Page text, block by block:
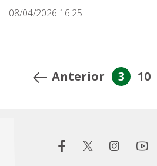
08/04/2026 16:25
Anterior 3 10